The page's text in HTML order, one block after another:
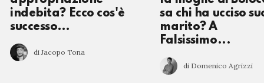
indebita? Ecco cos'è
successo…
di Jacopo Tona
sa chi ha ucciso
marito? A
Falsissimo...
di Domenico Agrizzi